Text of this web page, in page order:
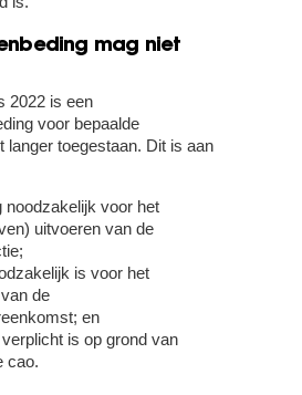
mag niet
2022 is een
voor bepaalde
langer toegestaan. Dit is aan
noodzakelijk voor het
uitvoeren van de
is voor het
de
en
is op grond van
cao.